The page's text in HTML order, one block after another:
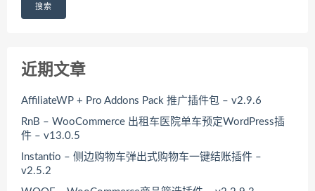
搜索
近期文章
AffiliateWP + Pro Addons Pack 推广插件包 – v2.9.6
RnB – WooCommerce 出租车医院单车预定WordPress插
件 – v13.0.5
Instantio – 侧边购物车弹出式购物车一键结账插件 –
v2.5.2